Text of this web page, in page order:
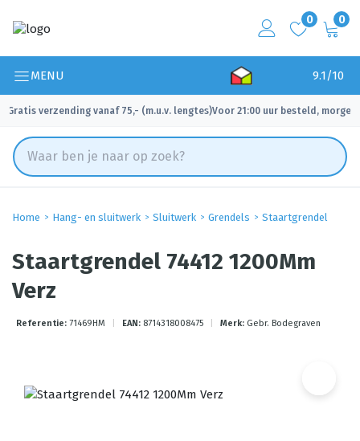
0 0
MENU 9.1/10
Gratis verzending vanaf 75,- (m.u.v. lengtes)
✓ Voor 21:00 uur besteld, morgen
Home Hang- en sluitwerk Sluitwerk Grendels Staartgrendel
Staartgrendel 74412 1200Mm
Verz
Referentie: 71469HM EAN: 8714318008475 Merk: Gebr. Bodegraven